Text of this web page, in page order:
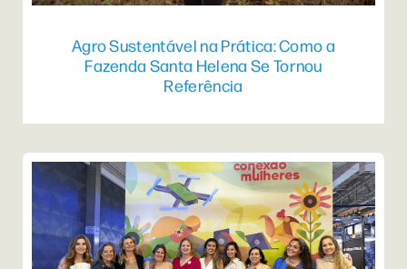
Agro Sustentável na Prática: Como a
Fazenda Santa Helena Se Tornou
Referência